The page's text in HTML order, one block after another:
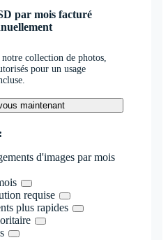
par mois facturé
collection de photos,
pour un usage
maintenant
d'images par mois
requise
plus rapides